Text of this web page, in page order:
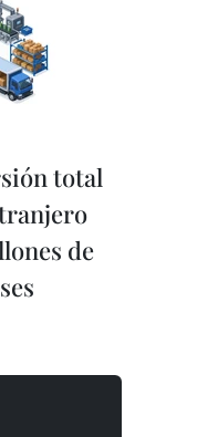
total
de